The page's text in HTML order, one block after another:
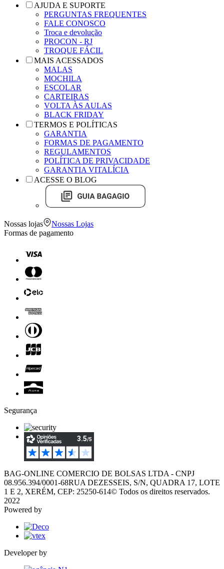
AJUDA E SUPORTE
PERGUNTAS FREQUENTES
FALE CONOSCO
Troca e devolução
PROCON - RJ
TROQUE FÁCIL
MAIS ACESSADOS
MALAS
MOCHILA
ESCOLAR
CARTEIRAS
VOLTA ÀS AULAS
BLACK FRIDAY
TERMOS E POLÍTICAS
GARANTIA
FORMAS DE PAGAMENTO
REGULAMENTOS
POLÍTICA DE PRIVACIDADE
GARANTIA VITALÍCIA
ACESSE O BLOG
Nossas lojas
Nossas Lojas
Formas de pagamento
Segurança
BAG-ONLINE COMERCIO DE BOLSAS LTDA - CNPJ
08.956.394/0001-68RUA DEZESSEIS, S/N, QUADRA 17, LOTE
1 E 2, XERÉM, CEP: 25250-614© Todos os direitos reservados.
2022
Powered by
Developer by